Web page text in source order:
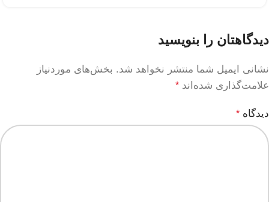
دیدگاهتان را بنویسید
نشانی ایمیل شما منتشر نخواهد شد. بخش‌های موردنیاز
علامت‌گذاری شده‌اند *
دیدگاه *